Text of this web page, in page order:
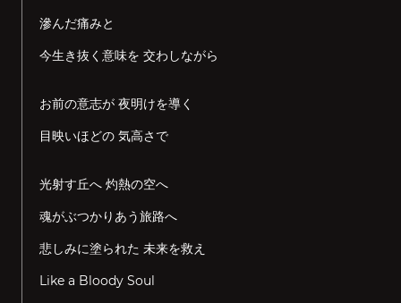
滲んだ痛みと
今生き抜く意味を 交わしながら
お前の意志が 夜明けを導く
目映いほどの 気高さで
光射す丘へ 灼熱の空へ
魂がぶつかりあう旅路へ
悲しみに塗られた 未来を救え
Like a Bloody Soul